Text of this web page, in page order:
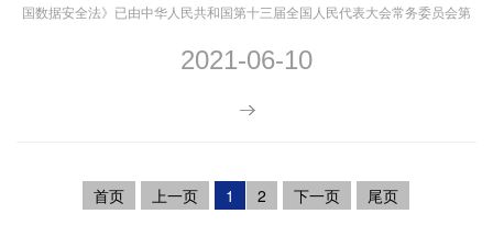
国数据安全法》已由中华人民共和国第十三届全国人民代表大会常务委员会第
2021-06-10
首页 上一页 1 2 下一页 尾页